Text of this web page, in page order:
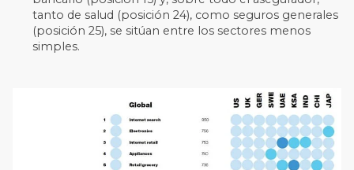
tanto de salud (posición 24), como seguros generales
(posición 25), se sitúan entre los sectores menos
simples.